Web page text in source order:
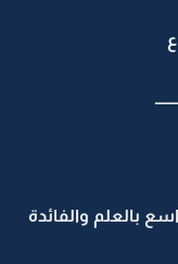
بالعلم والفائدة